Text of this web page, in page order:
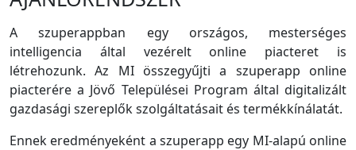
A szuperappban egy országos, mesterséges
intelligencia által vezérelt online piacteret is
létrehozunk. Az MI összegyűjti a szuperapp online
piacterére a Jövő Települései Program által digitalizált
gazdasági szereplők szolgáltatásait és termékkínálatát.
Ennek eredményeként a szuperapp egy MI-alapú online